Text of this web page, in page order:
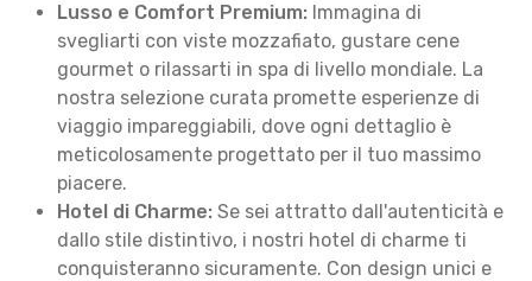
Lusso e Comfort Premium: Immagina di
svegliarti con viste mozzafiato, gustare cene
gourmet o rilassarti in spa di livello mondiale. La
nostra selezione curata promette esperienze di
viaggio impareggiabili, dove ogni dettaglio è
meticolosamente progettato per il tuo massimo
piacere.
Hotel di Charme: Se sei attratto dall'autenticità e
dallo stile distintivo, i nostri hotel di charme ti
conquisteranno sicuramente. Con design unici e